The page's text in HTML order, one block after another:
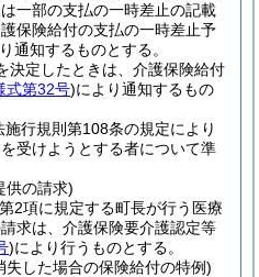
一部の支払の一時差止の記載
保険給付の支払の一時差止予
通知するものとする。
決定したときは、介護保険給付
式第32号)により通知するもの
施行規則第108条の規定により
受けようとする者について準
供の請求)
2項に規定する町長が行う医療
求は、介護保険要介護認定等
)により行うものとする。
した場合の保険給付の特例)